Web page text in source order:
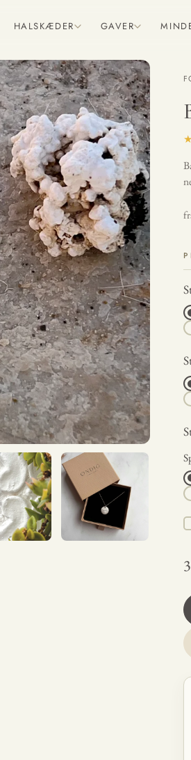
HALSKÆDER GAVER